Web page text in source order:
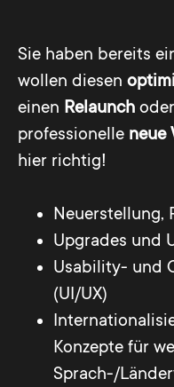
Sie haben bereits
wollen diesen
einen Relaunch
professionelle neue
hier richtig!
Neuerstellung,
Upgrades und
Usability- und
(UI/UX)
Konzepte für
Sprach-/